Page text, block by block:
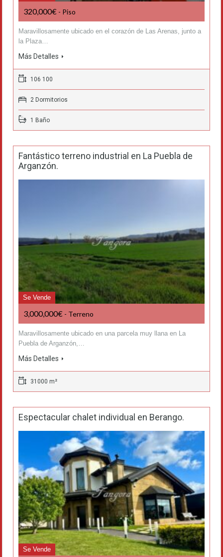
320,000€ - Piso
Maravillosamente ubicado en el corazón de Las Arenas, junto a
la Plaza…
Más Detalles
106 100
2 Dormitorios
1 Baño
Fantástico terreno industrial en La Puebla de
Arganzón.
Se Vende
3,000,000€ - Terreno
Maravillosamente ubicado en una parcela muy llana en La
Puebla de Arganzón,…
Más Detalles
31000 m²
Espectacular chalet individual en Berango.
Se Vende